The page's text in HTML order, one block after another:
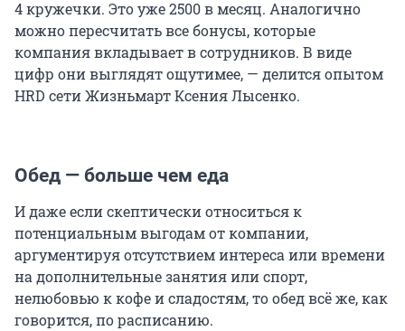
4 кружечки. Это уже 2500 в месяц. Аналогично
можно пересчитать все бонусы, которые
компания вкладывает в сотрудников. В виде
цифр они выглядят ощутимее, — делится опытом
HRD сети Жизньмарт Ксения Лысенко.
Обед — больше чем еда
И даже если скептически относиться к
потенциальным выгодам от компании,
аргументируя отсутствием интереса или времени
на дополнительные занятия или спорт,
нелюбовью к кофе и сладостям, то обед всё же, как
говорится, по расписанию.